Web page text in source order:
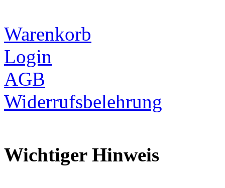
Warenkorb
Login
AGB
Widerrufsbelehrung
Wichtiger Hinweis